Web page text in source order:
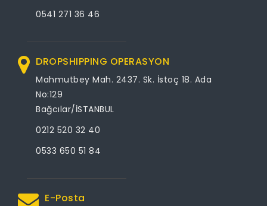
0541 271 36 46
DROPSHIPPING OPERASYON
Mahmutbey Mah. 2437. Sk. İstoç 18. Ada
No:129
Bağcılar/İSTANBUL
0212 520 32 40
0533 650 51 84
E-Posta